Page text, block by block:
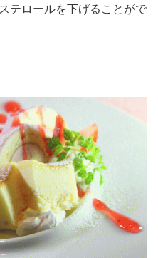
テロールを下げることがで